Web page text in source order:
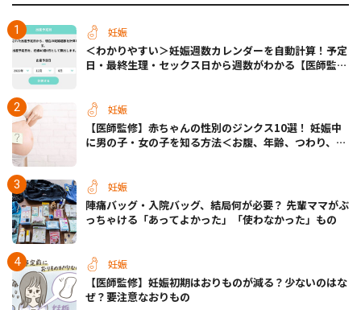
妊娠
＜わかりやすい＞妊娠週数カレンダーを自動計算！予定
日・最終生理・セックス日から週数がわかる【医師監
妊娠
【医師監修】赤ちゃんの性別のジンクス10選！ 妊娠中
に男の子・女の子を知る方法＜お腹、年齢、つわり、胎
妊娠
陣痛バッグ・入院バッグ、結局何が必要？ 先輩ママがぶ
っちゃける「あってよかった」「使わなかった」もの
妊娠
【医師監修】妊娠初期はおりものが減る？少ないのはな
ぜ？要注意なおりもの